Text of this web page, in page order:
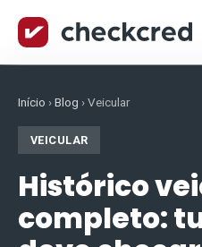
Início ›Blog ›Veicular
VEICULAR
Histórico
completo: